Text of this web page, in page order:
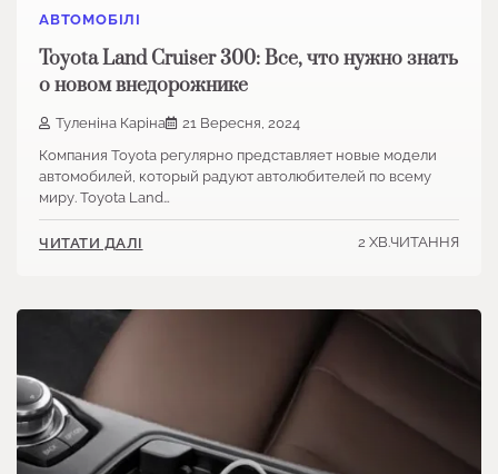
АВТОМОБІЛІ
Toyota Land Cruiser 300: Все, что нужно знать
о новом внедорожнике
Туленіна Каріна
21 Вересня, 2024
Компания Toyota регулярно представляет новые модели
автомобилей, который радуют автолюбителей по всему
миру. Toyota Land…
ЧИТАТИ ДАЛІ 2 ХВ.ЧИТАННЯ